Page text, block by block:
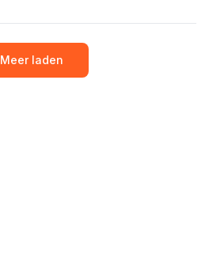
Meer laden